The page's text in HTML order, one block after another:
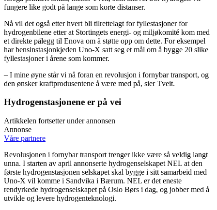
fungere like godt på lange som korte distanser.
Nå vil det også etter hvert bli tilrettelagt for fyllestasjoner for
hydrogenbilene etter at Stortingets energi- og miljøkomité kom med
et direkte pålegg til Enova om å støtte opp om dette. For eksempel
har bensinstasjonkjeden Uno-X satt seg et mål om å bygge 20 slike
fyllestasjoner i årene som kommer.
– I mine øyne står vi nå foran en revolusjon i fornybar transport, og
den ønsker kraftprodusentene å være med på, sier Tveit.
Hydrogenstasjonene er på vei
Artikkelen fortsetter under annonsen
Annonse
Våre partnere
Revolusjonen i fornybar transport trenger ikke være så veldig langt
unna. I starten av april annonserte hydrogenselskapet NEL at den
første hydrogenstasjonen selskapet skal bygge i sitt samarbeid med
Uno-X vil komme i Sandvika i Bærum. NEL er det eneste
rendyrkede hydrogenselskapet på Oslo Børs i dag, og jobber med å
utvikle og levere hydrogenteknologi.